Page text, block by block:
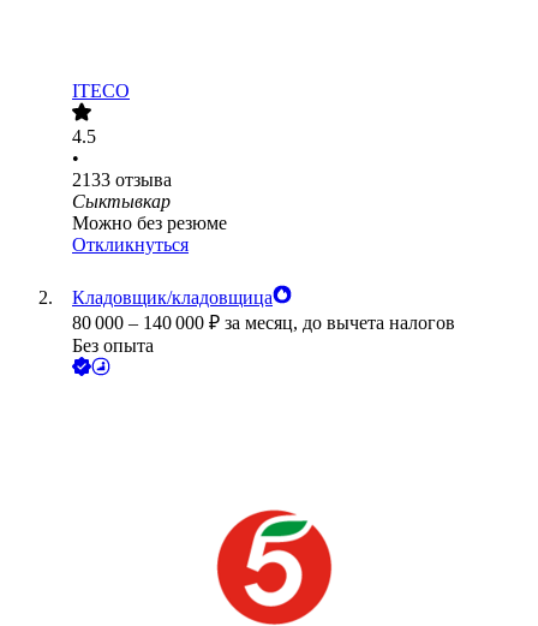
ITECO
4.5
•
2133 отзыва
Сыктывкар
Можно без резюме
Откликнуться
Кладовщик/кладовщица
80 000 – 140 000 ₽ за месяц, до вычета налогов
Без опыта